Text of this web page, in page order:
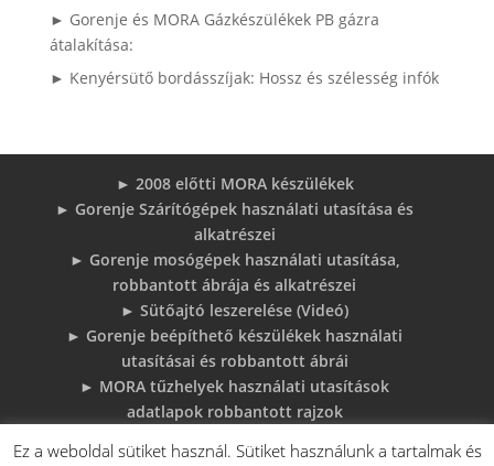
► Gorenje és MORA Gázkészülékek PB gázra
átalakítása:
► Kenyérsütő bordásszíjak: Hossz és szélesség infók
► 2008 előtti MORA készülékek
► Gorenje Szárítógépek használati utasítása és
alkatrészei
► Gorenje mosógépek használati utasítása,
robbantott ábrája és alkatrészei
► Sütőajtó leszerelése (Videó)
► Gorenje beépíthető készülékek használati
utasításai és robbantott ábrái
► MORA tűzhelyek használati utasítások
adatlapok robbantott rajzok
megoldások
Ez a weboldal sütiket használ. Sütiket használunk a tartalmak és